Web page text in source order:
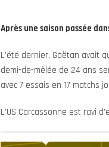
Après une saison passée
L’été dernier, Gaëtan avait
demi-de-mêlée de 24 ans
avec 7 essais en 17 matchs
L’US Carcassonne est ravi